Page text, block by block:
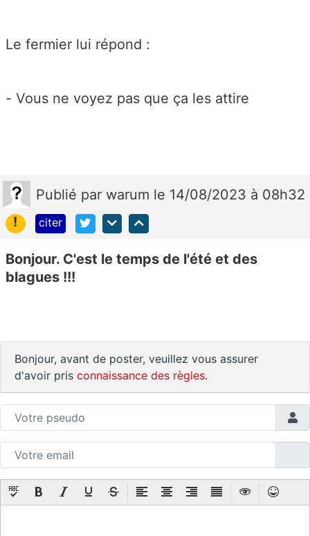
Le fermier lui répond :
- Vous ne voyez pas que ça les attire
Publié par warum le 14/08/2023 à 08h32
!
citer
Bonjour. C'est le temps de l'été et des
blagues !!!
Bonjour, avant de poster, veuillez vous assurer
d'avoir pris connaissance des règles.